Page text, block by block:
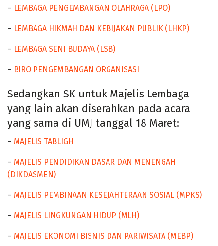
– LEMBAGA PENGEMBANGAN OLAHRAGA (LPO)
– LEMBAGA HIKMAH DAN KEBIJAKAN PUBLIK (LHKP)
– LEMBAGA SENI BUDAYA (LSB)
– BIRO PENGEMBANGAN ORGANISASI
Sedangkan SK untuk Majelis Lembaga
yang lain akan diserahkan pada acara
yang sama di UMJ tanggal 18 Maret:
– MAJELIS TABLIGH
– MAJELIS PENDIDIKAN DASAR DAN MENENGAH
(DIKDASMEN)
– MAJELIS PEMBINAAN KESEJAHTERAAN SOSIAL (MPKS)
– MAJELIS LINGKUNGAN HIDUP (MLH)
– MAJELIS EKONOMI BISNIS DAN PARIWISATA (MEBP)